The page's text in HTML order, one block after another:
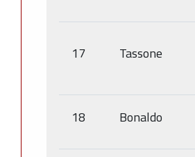
17 Tassone
18 Bonaldo